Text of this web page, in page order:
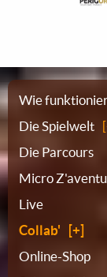
Sitemap
Wie
Die Spielwelt
Die Parcours
Micro
Live
Collab'
Online-Shop